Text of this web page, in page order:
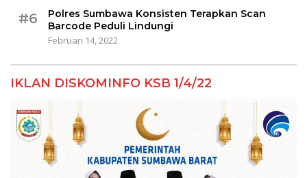
#6
Polres Sumbawa Konsisten Terapkan Scan
Barcode Peduli Lindungi
Februari 14, 2022
IKLAN DISKOMINFO KSB 1/4/22